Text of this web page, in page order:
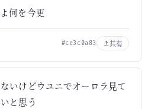
何を今更
#ce3c0a83 共有
いけどウユニでオーロラ見て
と思う